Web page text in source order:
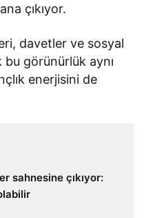
çıkıyor.
davetler ve sosyal
görünürlük aynı
enerjisini de
sahnesine çıkıyor: